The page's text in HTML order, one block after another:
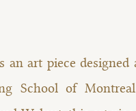
an art piece
School of